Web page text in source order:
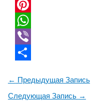
Blogger
Pinterest
WhatsApp
Viber
Навигация
по
← Предыдущая Запись
Следующая Запись →